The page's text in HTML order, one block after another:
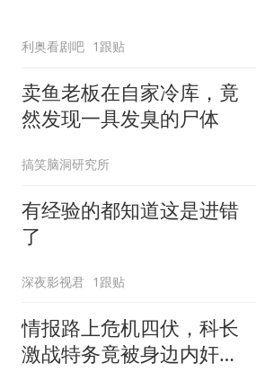
利奥看剧吧 1跟贴
卖鱼老板在自家冷库，竟
然发现一具发臭的尸体
搞笑脑洞研究所
有经验的都知道这是进错
了
深夜影视君 1跟贴
情报路上危机四伏，科长
激战特务竟被身边内奸暗